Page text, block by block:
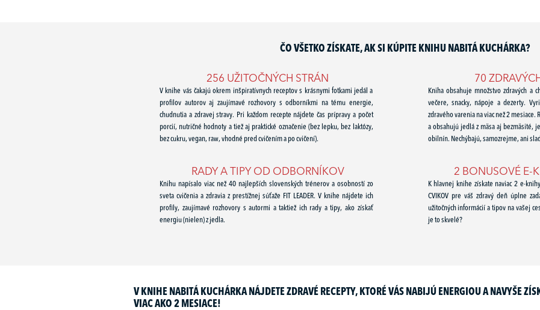
ČO VŠETKO ZÍSKATE, AK SI KÚPITE KNIHU NABITÁ KUCHÁRKA?
256 UŽITOČNÝCH STRÁN
V knihe vás čakajú okrem inšpiratívnych receptov s krásnymi fotkami jedál a
profilov autorov aj zaujímavé rozhovory s odborníkmi na tému energie,
chudnutia a zdravej stravy. Pri každom recepte nájdete čas prípravy a počet
porcií, nutričné hodnoty a tiež aj praktické označenie (bez lepku, bez laktózy,
bez cukru, vegan, raw, vhodné pred cvičením a po cvičení).
70
Kniha obsahuje množstvo zdravých a
večere, snacky, nápoje a dezerty.
zdravého varenia na viac než 2 mesiace.
a obsahujú jedlá z mäsa aj bezmäsité,
obilnín. Nechýbajú, samozrejme, ani
RADY A TIPY OD ODBORNÍKOV
Knihu napísalo viac než 40 najlepších slovenských trénerov a osobností zo
sveta cvičenia a zdravia z prestížnej súťaže FIT LEADER. V knihe nájdete ich
profily, zaujímavé rozhovory s autormi a taktiež ich rady a tipy, ako získať
energiu (nielen) z jedla.
2 BONUSOVÉ E-
K hlavnej knihe získate naviac 2 e-
CVIKOV pre váš zdravý deň úplne
užitočných informácií a tipov na vašej
je to skvelé?
V KNIHE NABITÁ KUCHÁRKA NÁJDETE ZDRAVÉ RECEPTY, KTORÉ VÁS NABIJÚ ENERGIOU A NAVYŠE
VIAC AKO 2 MESIACE!